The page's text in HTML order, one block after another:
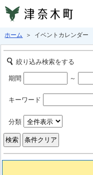
ホーム ＞ イベントカレンダー
絞り込み検索をする
期間 ～
キーワード
分類